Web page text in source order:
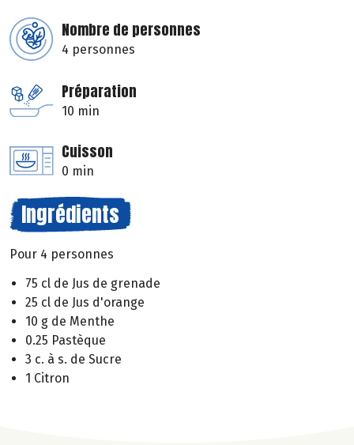
Nombre de personnes
4 personnes
Préparation
10 min
Cuisson
0 min
Ingrédients
Pour 4 personnes
75 cl de Jus de grenade
25 cl de Jus d'orange
10 g de Menthe
0.25 Pastèque
3 c. à s. de Sucre
1 Citron